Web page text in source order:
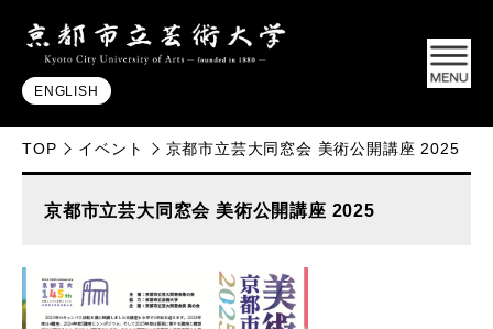
ENGLISH
TOP イベント 京都市立芸大同窓会 美術公開講座 2025
京都市立芸大同窓会 美術公開講座 2025